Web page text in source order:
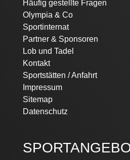
Häufig gestellte Fragen
Olympia & Co
Sportinternat
Partner & Sponsoren
Lob und Tadel
Kontakt
Sportstätten / Anfahrt
Impressum
Sitemap
Datenschutz